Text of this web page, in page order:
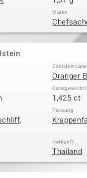
Marke
Oranger
Karatgewicht
1,425 ct
Fassung
Herkunft
Thailand